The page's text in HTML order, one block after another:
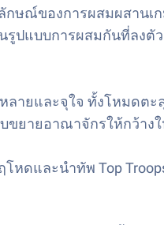
กษณ์ของการผสมผสา
รูปแบบการผสมกันที่ล
ยและจุใจ ทั้งโหมดต
ขยายอาณาจักรให้กว้า
และนำทัพ Top